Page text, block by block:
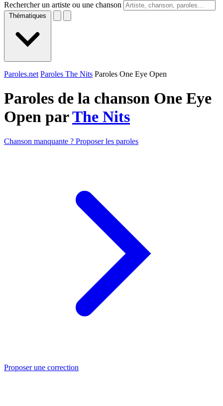
Rechercher un artiste ou une chanson
Thématiques
Paroles.net Paroles The Nits Paroles One Eye Open
Paroles de la chanson One Eye
Open parThe Nits
Chanson manquante ? Proposer les paroles
Proposer une correction